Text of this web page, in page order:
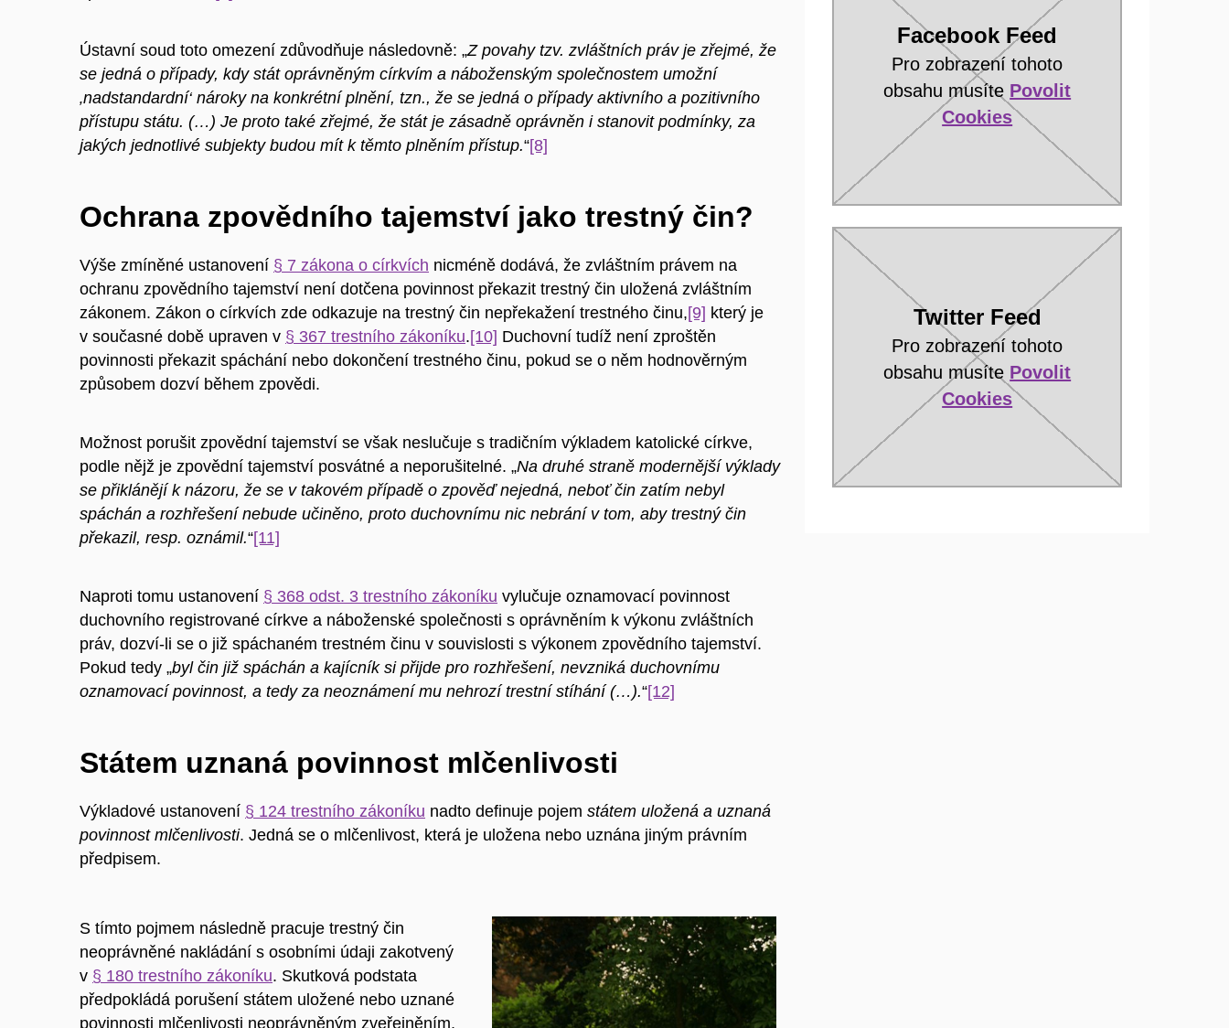
Ústavní soud toto omezení zdůvodňuje následovně: „Z povahy tzv. zvláštních práv je zřejmé, že
se jedná o případy, kdy stát oprávněným církvím a náboženským společnostem umožní
‚nadstandardní‘ nároky na konkrétní plnění, tzn., že se jedná o případy aktivního a pozitivního
přístupu státu. (…) Je proto také zřejmé, že stát je zásadně oprávněn i stanovit podmínky, za
jakých jednotlivé subjekty budou mít k těmto plněním přístup.“[8]
Ochrana zpovědního tajemství jako trestný čin?
Výše zmíněné ustanovení § 7 zákona o církvích nicméně dodává, že zvláštním právem na
ochranu zpovědního tajemství není dotčena povinnost překazit trestný čin uložená zvláštním
zákonem. Zákon o církvích zde odkazuje na trestný čin nepřekažení trestného činu,[9] který je
v současné době upraven v § 367 trestního zákoníku.[10] Duchovní tudíž není zproštěn
povinnosti překazit spáchání nebo dokončení trestného činu, pokud se o něm hodnověrným
způsobem dozví během zpovědi.
Možnost porušit zpovědní tajemství se však neslučuje s tradičním výkladem katolické církve,
podle nějž je zpovědní tajemství posvátné a neporušitelné. „Na druhé straně modernější výklady
se přiklánějí k názoru, že se v takovém případě o zpověď nejedná, neboť čin zatím nebyl
spáchán a rozhřešení nebude učiněno, proto duchovnímu nic nebrání v tom, aby trestný čin
překazil, resp. oznámil.“[11]
Naproti tomu ustanovení § 368 odst. 3 trestního zákoníku vylučuje oznamovací povinnost
duchovního registrované církve a náboženské společnosti s oprávněním k výkonu zvláštních
práv, dozví-li se o již spáchaném trestném činu v souvislosti s výkonem zpovědního tajemství.
Pokud tedy „byl čin již spáchán a kajícník si přijde pro rozhřešení, nevzniká duchovnímu
oznamovací povinnost, a tedy za neoznámení mu nehrozí trestní stíhání (…).“[12]
Státem uznaná povinnost mlčenlivosti
Výkladové ustanovení § 124 trestního zákoníku nadto definuje pojem státem uložená a uznaná
povinnost mlčenlivosti. Jedná se o mlčenlivost, která je uložena nebo uznána jiným právním
předpisem.
S tímto pojmem následně pracuje trestný čin
neoprávněné nakládání s osobními údaji zakotvený
v § 180 trestního zákoníku. Skutková podstata
předpokládá porušení státem uložené nebo uznané
povinnosti mlčenlivosti neoprávněným zveřejněním,
Facebook Feed
Pro zobrazení tohoto
obsahu musíte Povolit
Cookies
Twitter Feed
Pro zobrazení tohoto
obsahu musíte Povolit
Cookies